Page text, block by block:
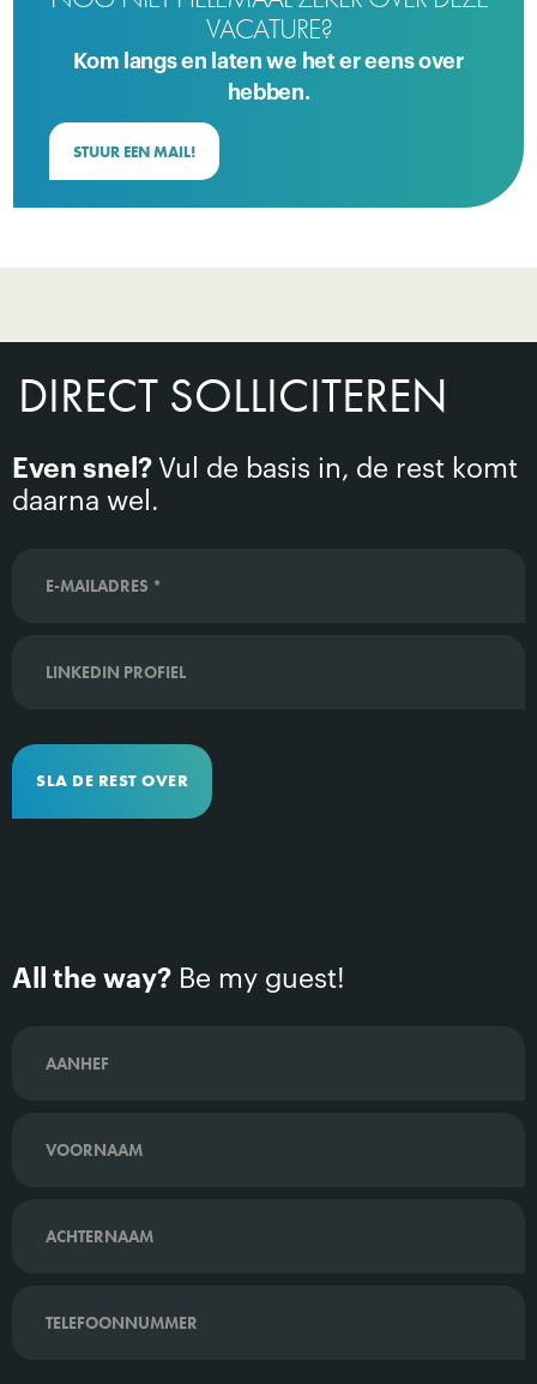
VACATURE?
Kom langs en laten we het er eens over
hebben.
STUUR EEN MAIL!
DIRECT SOLLICITEREN
Even snel? Vul de basis in, de rest komt
daarna wel.
SLA DE REST OVER
All the way? Be my guest!